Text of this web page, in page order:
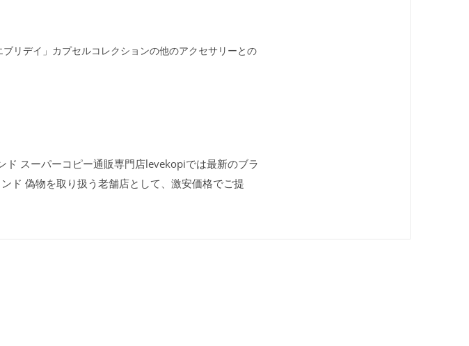
リデイ」カプセルコレクションの他のアクセサリーとの
スーパーコピー通販専門店levekopiでは最新のブラ
ド 偽物を取り扱う老舗店として、激安価格でご提